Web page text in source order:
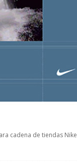
cadena de tiendas Nike